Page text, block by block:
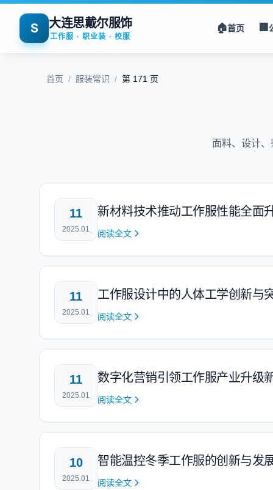
S 大连思戴尔服饰
工作服 · 职业装 · 校服
🏠首页 🏢
首页 / 服装常识 / 第 171 页
面料、设计
11
2025.01
新材料技术推动工作服性能全面
阅读全文
11
2025.01
工作服设计中的人体工学创新与
阅读全文
11
2025.01
数字化营销引领工作服产业升级
阅读全文
10
2025.01
智能温控冬季工作服的创新与发
阅读全文